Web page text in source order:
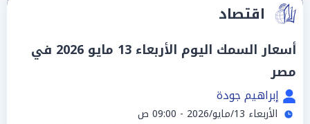
اقتصاد
أسعار السمك اليوم الأربعاء 13 مايو 2026 في
مصر
إبراهيم جودة
الأربعاء 13/مايو/2026 - 09:00 ص